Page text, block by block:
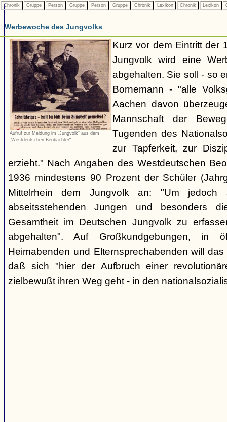
Chronik Gruppe Person Gruppe Person Gruppe Chronik Lexikon Chronik Lexikon
Werbewoche des Jungvolks
Aufruf zur Meldung im „Jungvolk“ aus dem
„Westdeutschen Beobachter“
Kurz vor dem Eintritt der
Jungvolk wird eine
abgehalten. Sie soll - so
Bornemann - "alle
Aachen davon
Mannschaft der
Tugenden des
zur Tapferkeit, zur
erzieht." Nach Angaben des Westdeutschen
1936 mindestens 90 Prozent der Schüler
Mittelrhein dem Jungvolk an: "Um
abseitsstehenden Jungen und besonders
Gesamtheit im Deutschen Jungvolk zu
abgehalten". Auf Großkundgebungen, in
Heimabenden und Elternsprechabenden will
daß sich "hier der Aufbruch einer
zielbewußt ihren Weg geht - in den